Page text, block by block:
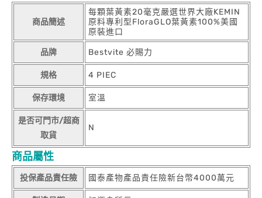
商品簡述
每顆葉黃素20毫克嚴選世界大廠KEMIN
原料專利型FloraGLO葉黃素100%美國
原裝進口
品牌 Bestvite 必賜力
規格 4 PIEC
保存環境 室溫
是否可門市/超商
取貨
N
商品屬性
投保產品責任險 國泰產物產品責任險新台幣4000萬元